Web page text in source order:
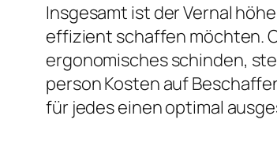
Insgesamt ist der Vernal
effizient schaffen möchten.
ergonomisches schinden,
person Kosten auf
für jedes einen optimal